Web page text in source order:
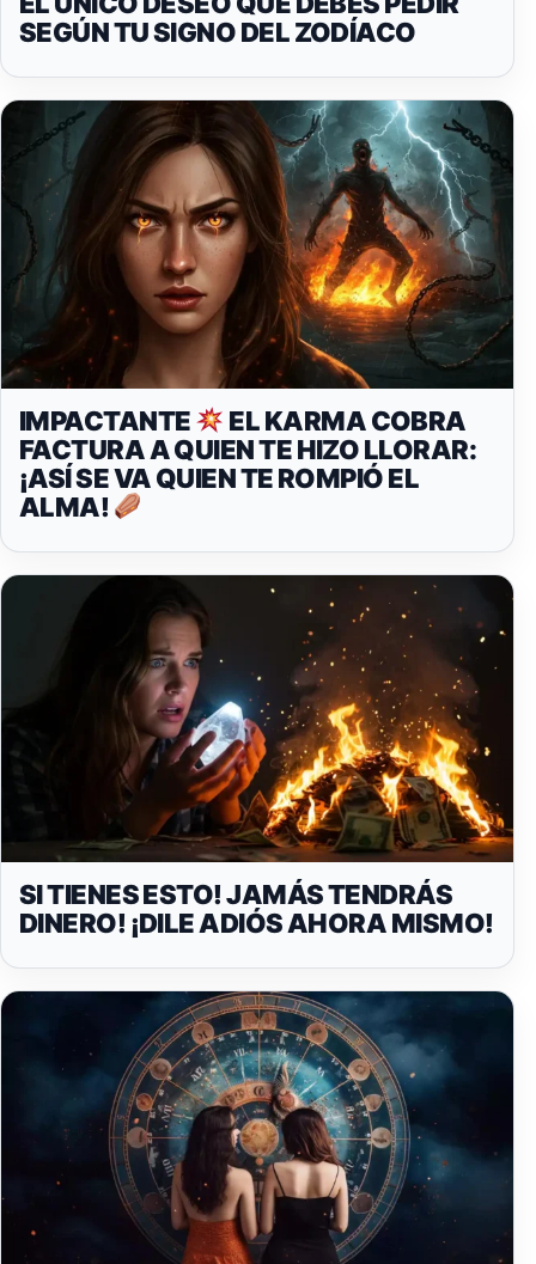
SEGÚN TU SIGNO DEL ZODÍACO
IMPACTANTE
EL KARMA COBRA
FACTURA A QUIEN TE HIZO LLORAR:
¡ASÍ SE VA QUIEN TE ROMPIÓ EL
ALMA!
SI TIENES ESTO! JAMÁS TENDRÁS
DINERO! ¡DILE ADIÓS AHORA MISMO!